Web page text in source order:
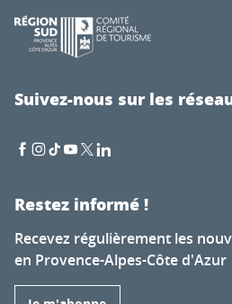
Suivez-nous sur les
Restez informé !
Recevez régulièrement les
en Provence-Alpes-Côte d'Azur